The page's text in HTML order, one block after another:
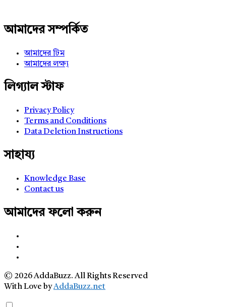
আমাদের সম্পর্কিত
আমাদের টিম
আমাদের লক্ষ্য
লিগ্যাল স্টাফ
Privacy Policy
Terms and Conditions
Data Deletion Instructions
সাহায্য
Knowledge Base
Contact us
আমাদের ফলো করুন
© 2026 AddaBuzz. All Rights Reserved
With Love byAddaBuzz.net